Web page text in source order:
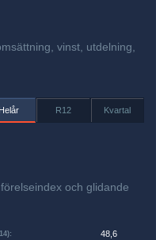
vinst, utdelning,
Helår R12 Kvartal
och glidande
: 48,6